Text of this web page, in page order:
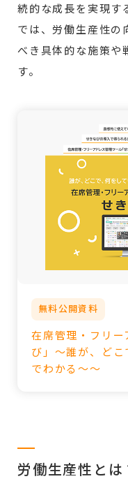
続的な成長を実現す
では、労働生産性の
べき具体的な施策や
す。
無料公開資料
在席管理・フリ
び」～誰が、どこ
でわかる～～
労働生産性とは